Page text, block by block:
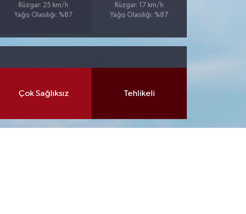
Rüzgar: 25 km/h
Yağış Olasılığı: %87
Rüzgar: 17 km/h
Yağış Olasılığı: %87
Çok Sağlıksız Tehlikeli